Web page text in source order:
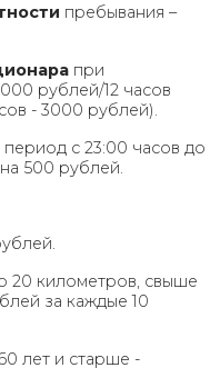
пребывания –
при
рублей/12 часов
- 3000 рублей).
с 23:00 часов до
500 рублей.
20 километров, свыше
за каждые 10
лет и старше -